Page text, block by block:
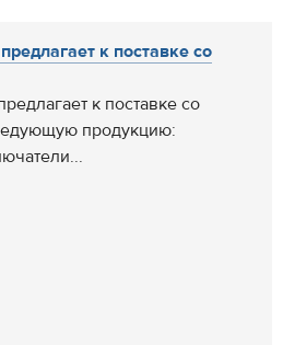
к поставке со
к поставке со
продукцию: